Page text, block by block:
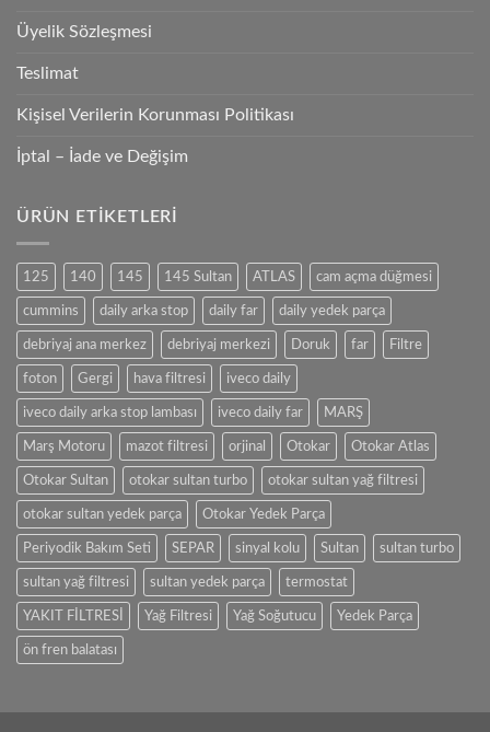
Üyelik Sözleşmesi
Teslimat
Kişisel Verilerin Korunması Politikası
İptal – İade ve Değişim
ÜRÜN ETIKETLERI
125 140 145 145 Sultan ATLAS cam açma düğmesi
cummins daily arka stop daily far daily yedek parça
debriyaj ana merkez debriyaj merkezi Doruk far Filtre
foton Gergi hava filtresi iveco daily
iveco daily arka stop lambası iveco daily far MARŞ
Marş Motoru mazot filtresi orjinal Otokar Otokar Atlas
Otokar Sultan otokar sultan turbo otokar sultan yağ filtresi
otokar sultan yedek parça Otokar Yedek Parça
Periyodik Bakım Seti SEPAR sinyal kolu Sultan sultan turbo
sultan yağ filtresi sultan yedek parça termostat
YAKIT FİLTRESİ Yağ Filtresi Yağ Soğutucu Yedek Parça
ön fren balatası